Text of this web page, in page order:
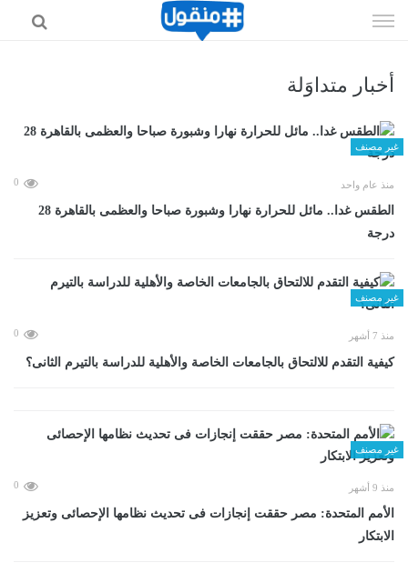
الى
أخبار متداوَلة
غير مصنف
منذ عام واحد 0
الطقس غدا.. مائل للحرارة نهارا وشبورة صباحا والعظمى بالقاهرة 28
درجة
غير مصنف
منذ 7 أشهر 0
كيفية التقدم للالتحاق بالجامعات الخاصة والأهلية للدراسة بالتيرم الثانى؟
غير مصنف
منذ 9 أشهر 0
الأمم المتحدة: مصر حققت إنجازات فى تحديث نظامها الإحصائى وتعزيز
الابتكار